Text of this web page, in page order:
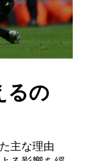
るの
主な理由